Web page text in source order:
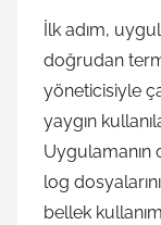
İlk adım,
doğrudan
yöneticisiyle
yaygın
Uygulamanın
log
bellek